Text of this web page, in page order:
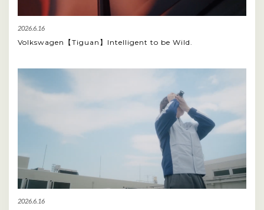
2026.6.16
Volkswagen【Tiguan】Intelligent to be Wild.
2026.6.16